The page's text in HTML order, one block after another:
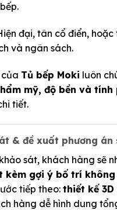
đại, tân cổ điển, hoặc
và ngân sách.
Tủ bếp Moki luôn
mỹ, độ bền và tính
tiết.
& đề xuất phương án
sát, khách hàng sẽ
kèm gợi ý bố trí
tiếp theo: thiết kế
hàng dễ hình dung